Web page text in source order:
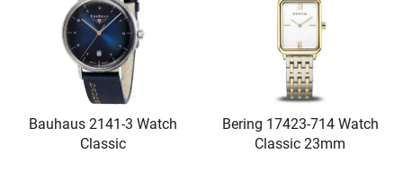
Bauhaus 2141-3 Watch
Classic
Bering 17423-714 Watch
Classic 23mm